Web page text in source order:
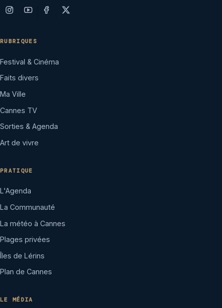
RUBRIQUES
Festival & Cinéma
Faits divers
Ma Ville
Cannes TV
Sorties & Agenda
Art de vivre
PRATIQUE
L'Agenda
La Communauté
La météo à Cannes
Plages privées
Îles de Lérins
Plan de Cannes
LE MÉDIA